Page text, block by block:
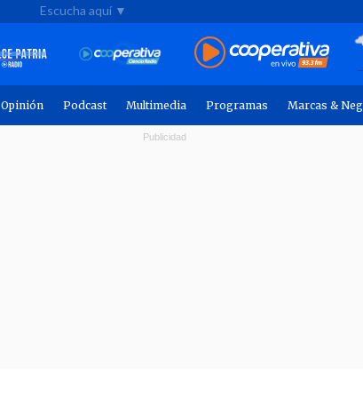
Escucha aquí ▼
Opinión Podcast Multimedia Programas Marcas &